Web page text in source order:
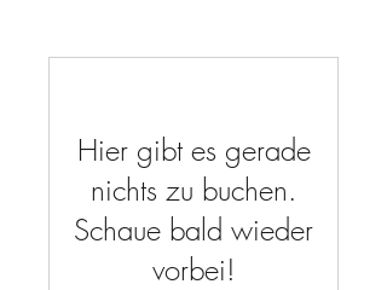
Hier gibt es gerade
nichts zu buchen.
Schaue bald wieder
vorbei!